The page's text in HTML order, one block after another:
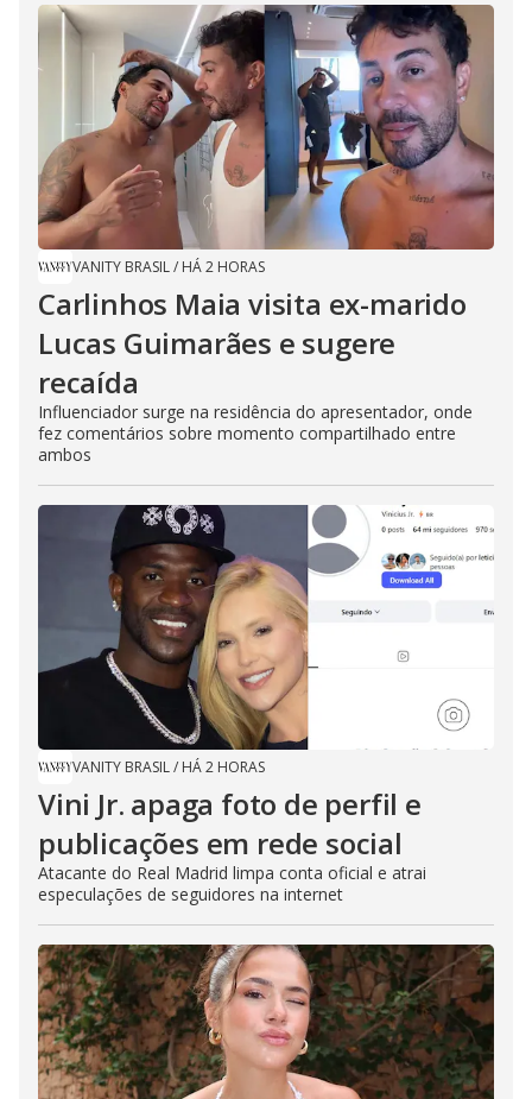
VANITY BRASIL/ HÁ 2 HORAS
Carlinhos Maia visita ex-marido
Lucas Guimarães e sugere
recaída
Influenciador surge na residência do apresentador, onde
fez comentários sobre momento compartilhado entre
ambos
VANITY BRASIL/ HÁ 2 HORAS
Vini Jr. apaga foto de perfil e
publicações em rede social
Atacante do Real Madrid limpa conta oficial e atrai
especulações de seguidores na internet